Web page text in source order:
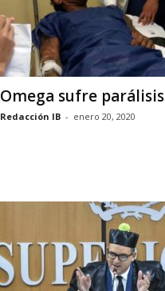
Omega sufre
Redacción IB - enero 20, 2020